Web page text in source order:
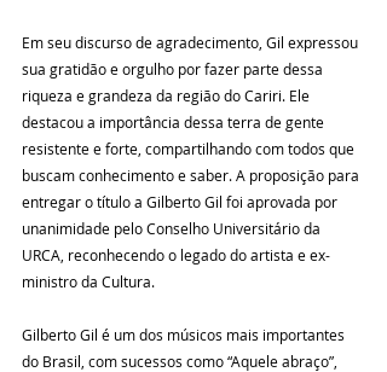
Em seu discurso de agradecimento, Gil expressou
sua gratidão e orgulho por fazer parte dessa
riqueza e grandeza da região do Cariri. Ele
destacou a importância dessa terra de gente
resistente e forte, compartilhando com todos que
buscam conhecimento e saber. A proposição para
entregar o título a Gilberto Gil foi aprovada por
unanimidade pelo Conselho Universitário da
URCA, reconhecendo o legado do artista e ex-
ministro da Cultura.
Gilberto Gil é um dos músicos mais importantes
do Brasil, com sucessos como “Aquele abraço”,